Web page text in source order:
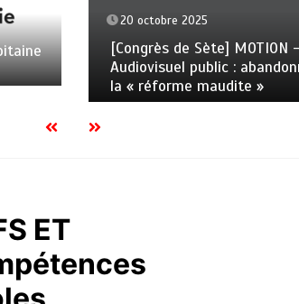
20 octobre 2025
[Congrès de Sète] MOTION
Audiovisuel public :
la « réforme maudite »
ET